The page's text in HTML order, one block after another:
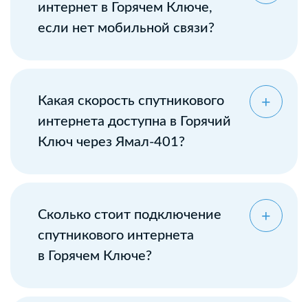
интернет в Горячем Ключе,
если нет мобильной связи?
Какая скорость спутникового
интернета доступна в Горячий
Ключ через Ямал-401?
Сколько стоит подключение
спутникового интернета
в Горячем Ключе?